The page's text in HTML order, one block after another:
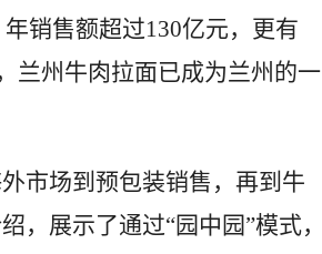
销售额超过130亿元，更有
兰州牛肉拉面已成为兰州的一
市场到预包装销售，再到牛
，展示了通过“园中园”模式，